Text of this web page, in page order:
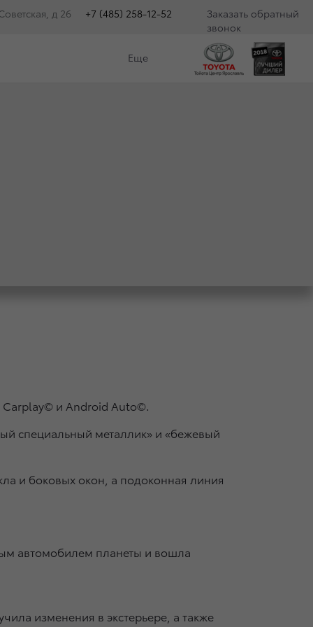
д 26 +7 (485) 258-12-52
Заказать обратный
звонок
Еще
и Android Auto©.
специальный металлик» и «бежевый
и боковых окон, а подоконная линия
автомобилем планеты и вошла
изменения в экстерьере, а также